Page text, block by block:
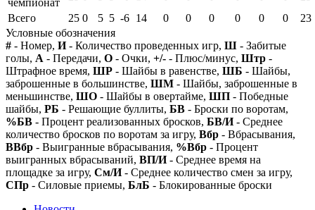
Всего
25 0 5 5 -6 14 0 0 0 0 0 0
23
Условные обозначения
# - Номер, И- Количество проведенных игр, Ш - Забитые
голы, А - Передачи, О - Очки, +/- - Плюс/минус, Штр -
Штрафное время, ШР - Шайбы в равенстве, ШБ - Шайбы,
заброшенные в большинстве, ШМ - Шайбы, заброшенные в
меньшинстве, ШО - Шайбы в овертайме, ШП - Победные
шайбы, РБ - Решающие буллиты, БВ - Броски по воротам,
%БВ - Процент реализованных бросков, БВ/И- Среднее
количество бросков по воротам за игру, Вбр - Вбрасывания,
ВВбр - Выигранные вбрасывания, %Вбр - Процент
выигранных вбрасываний, ВП/И- Среднее время на
площадке за игру, См/И- Среднее количество смен за игру,
СПр - Силовые приемы, БлБ - Блокированные броски